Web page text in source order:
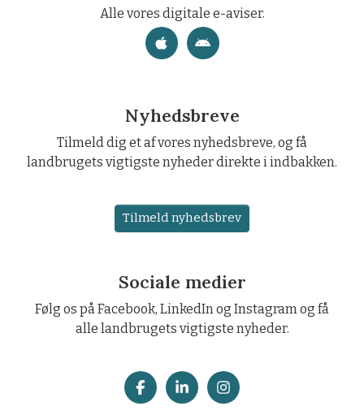
Alle vores digitale e-aviser.
Nyhedsbreve
Tilmeld dig et af vores nyhedsbreve, og få
landbrugets vigtigste nyheder direkte i indbakken.
Tilmeld nyhedsbrev
Sociale medier
Følg os på Facebook, LinkedIn og Instagram og få
alle landbrugets vigtigste nyheder.